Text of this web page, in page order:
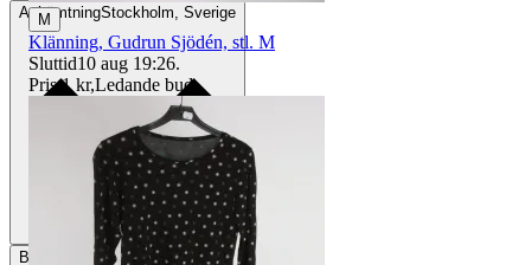
AvhämtningStockholm, Sverige
Betalning Via Tradera
M
Klänning, Gudrun Sjödén, stl. M
Sluttid10 aug 19:26.
Pris:1 kr,Ledande bud.